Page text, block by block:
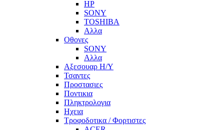
HP
SONY
TOSHIBA
Αλλα
Οθονες
SONY
Αλλα
Αξεσουαρ Η/Υ
Τσαντες
Προστασιες
Ποντικια
Πληκτρολογια
Ηχεια
Τροφοδοτικα / Φορτιστες